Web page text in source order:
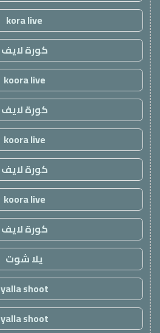
kora live
كورة لايف
koora live
كورة لايف
koora live
كورة لايف
koora live
كورة لايف
يلا شوت
yalla shoot
yalla shoot